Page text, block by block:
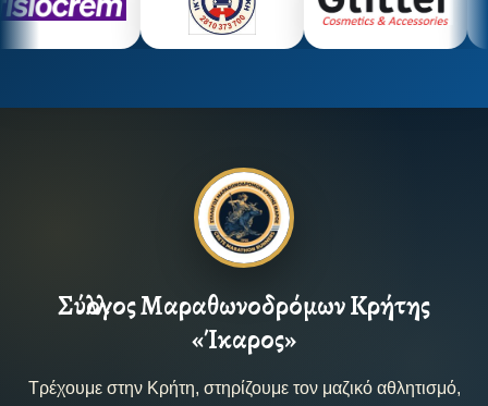
Σύλλογος Μαραθωνοδρόμων Κρήτης
«Ίκαρος»
Τρέχουμε στην Κρήτη, στηρίζουμε τον μαζικό αθλητισμό,